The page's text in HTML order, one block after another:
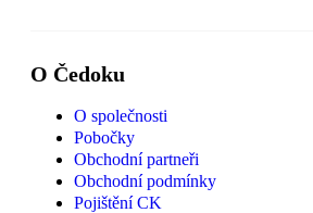
O Čedoku
O společnosti
Pobočky
Obchodní partneři
Obchodní podmínky
Pojištění CK